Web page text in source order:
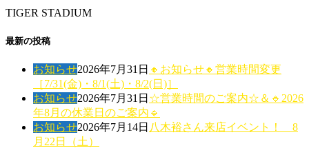
TIGER STADIUM
最新の投稿
お知らせ2026年7月31日 🔸お知らせ🔸営業時間変更
［7/31(金)・8/1(土)・8/2(日)］
お知らせ2026年7月31日 ☆営業時間のご案内☆＆🔹2026
年8月の休業日のご案内🔹
お知らせ2026年7月14日 八木裕さん来店イベント！ 8
月22日（土）